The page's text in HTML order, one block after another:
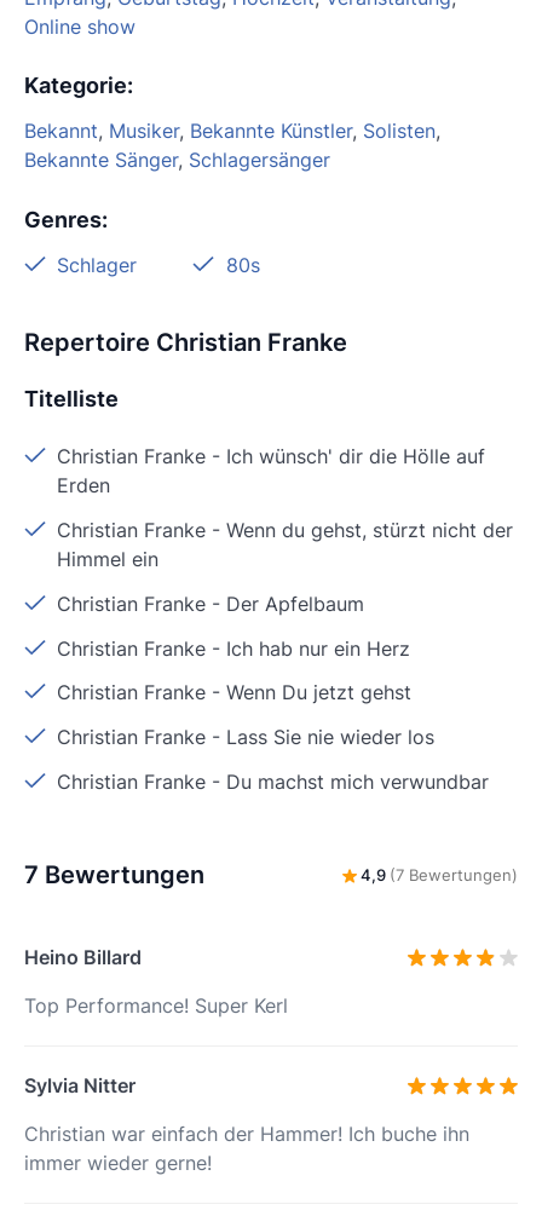
Online show
Kategorie:
Bekannt, Musiker, Bekannte Künstler, Solisten,
Bekannte Sänger, Schlagersänger
Genres:
Schlager 80s
Repertoire Christian Franke
Titelliste
Christian Franke - Ich wünsch' dir die Hölle auf
Erden
Christian Franke -Wenn du gehst, stürzt nicht der
Himmel ein
Christian Franke - Der Apfelbaum
Christian Franke - Ich hab nur ein Herz
Christian Franke -Wenn Du jetzt gehst
Christian Franke - Lass Sie nie wieder los
Christian Franke - Du machst mich verwundbar
7 Bewertungen 4,9 (7 Bewertungen)
Heino Billard
Top Performance! Super Kerl
Sylvia Nitter
Christian war einfach der Hammer! Ich buche ihn
immer wieder gerne!